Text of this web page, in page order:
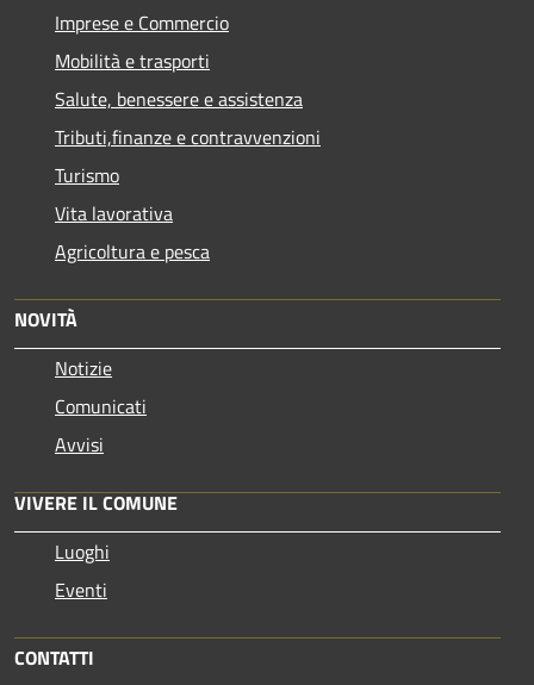
Imprese e Commercio
Mobilità e trasporti
Salute, benessere e assistenza
Tributi,finanze e contravvenzioni
Turismo
Vita lavorativa
Agricoltura e pesca
NOVITÀ
Notizie
Comunicati
Avvisi
VIVERE IL COMUNE
Luoghi
Eventi
CONTATTI